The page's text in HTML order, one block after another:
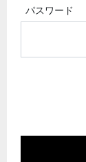
パスワード